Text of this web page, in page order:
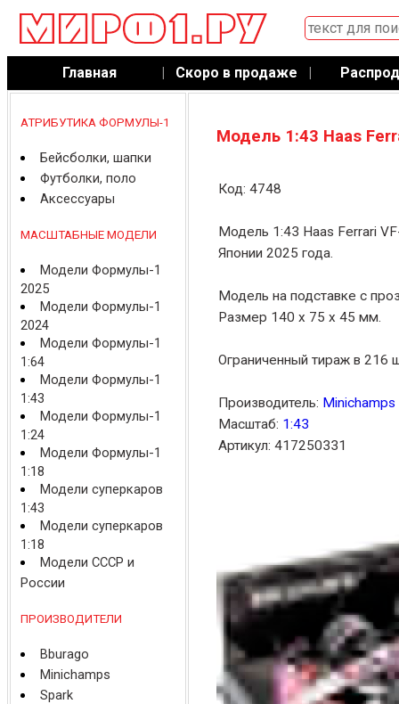
Главная | Скоро в продаже |
АТРИБУТИКА ФОРМУЛЫ-1
Бейсболки, шапки
Футболки, поло
Аксессуары
МАСШТАБНЫЕ МОДЕЛИ
Модели Формулы-1
2025
Модели Формулы-1
2024
Модели Формулы-1
1:64
Модели Формулы-1
1:43
Модели Формулы-1
1:24
Модели Формулы-1
1:18
Модели суперкаров
1:43
Модели суперкаров
1:18
Модели СССР и
России
ПРОИЗВОДИТЕЛИ
Bburago
Minichamps
Spark
Модель 1:43 Haas
Код: 4748
Модель 1:43 Haas Ferrari
Японии 2025 года.
Модель на подставке с
Размер 140 x 75 x 45 мм.
Ограниченный тираж в 216
Производитель: Minichamps
Масштаб: 1:43
Артикул: 417250331